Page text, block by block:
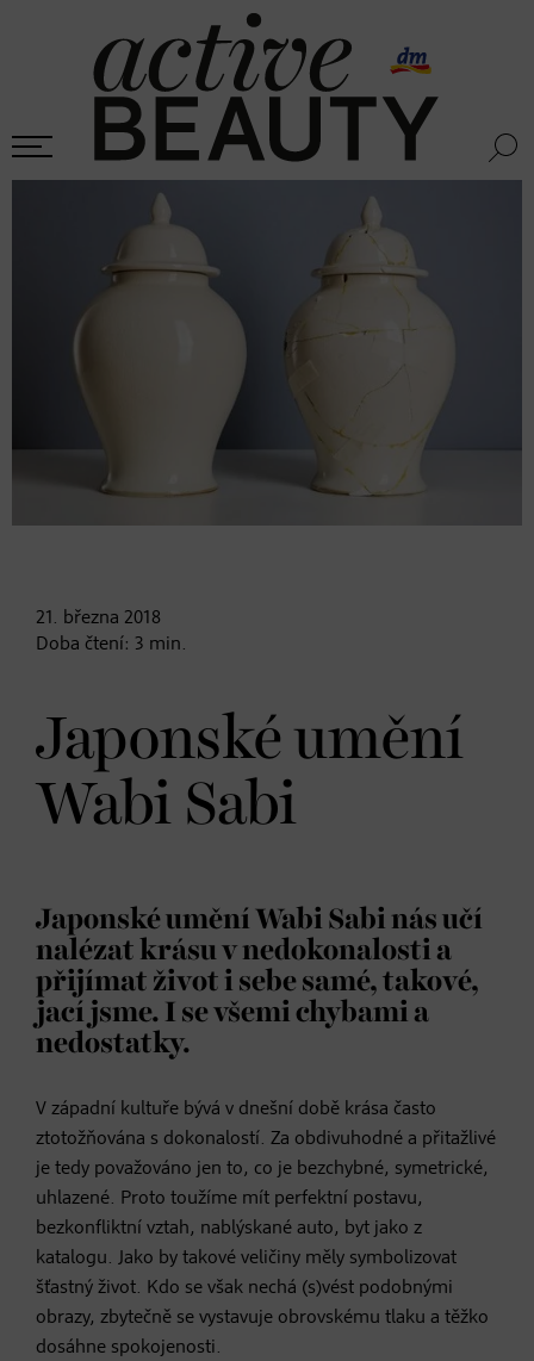
21. března 2018
Doba čtení: 3 min.
Japonské umění
Wabi Sabi
Japonské umění Wabi Sabi nás učí
nalézat krásu v nedokonalosti a
přijímat život i sebe samé, takové,
jací jsme. I se všemi chybami a
nedostatky.
V západní kultuře bývá v dnešní době krása často
ztotožňována s dokonalostí. Za obdivuhodné a přitažlivé
je tedy považováno jen to, co je bezchybné, symetrické,
uhlazené. Proto toužíme mít perfektní postavu,
bezkonfliktní vztah, nablýskané auto, byt jako z
katalogu. Jako by takové veličiny měly symbolizovat
šťastný život. Kdo se však nechá (s)vést podobnými
obrazy, zbytečně se vystavuje obrovskému tlaku a těžko
dosáhne spokojenosti.